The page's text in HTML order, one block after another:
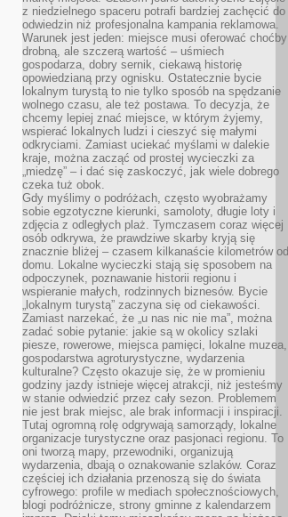
z niedzielnego spaceru potrafi bardziej zachęcić do
odwiedzin niż profesjonalna kampania reklamowa.
Warunek jest jeden: miejsce musi oferować choćby
drobną, ale szczerą wartość – uśmiech
gospodarza, dobry sernik, ciekawą historię
opowiedzianą przy ognisku. Ostatecznie bycie
lokalnym turystą to nie tylko sposób na spędzanie
wolnego czasu, ale też postawa. To decyzja, że
chcemy lepiej znać miejsce, w którym żyjemy,
wspierać lokalnych ludzi i cieszyć się małymi
odkryciami. Zamiast uciekać myślami w dalekie
kraje, można zacząć od prostej wycieczki za
„miedzę” – i dać się zaskoczyć, jak wiele dobrego
czeka tuż obok.
Gdy myślimy o podróżach, często wyobrażamy
sobie egzotyczne kierunki, samoloty, długie loty i
zdjęcia z odległych plaż. Tymczasem coraz więcej
osób odkrywa, że prawdziwe skarby kryją się
znacznie bliżej – czasem kilkanaście kilometrów od
domu. Lokalne wycieczki stają się sposobem na
odpoczynek, poznawanie historii regionu i
wspieranie małych, rodzinnych biznesów. Bycie
„lokalnym turystą” zaczyna się od ciekawości.
Zamiast narzekać, że „u nas nic nie ma”, można
zadać sobie pytanie: jakie są w okolicy szlaki
piesze, rowerowe, miejsca pamięci, lokalne muzea,
gospodarstwa agroturystyczne, wydarzenia
kulturalne? Często okazuje się, że w promieniu
godziny jazdy istnieje więcej atrakcji, niż jesteśmy
w stanie odwiedzić przez cały sezon. Problemem
nie jest brak miejsc, ale brak informacji i inspiracji.
Tutaj ogromną rolę odgrywają samorządy, lokalne
organizacje turystyczne oraz pasjonaci regionu. To
oni tworzą mapy, przewodniki, organizują
wydarzenia, dbają o oznakowanie szlaków. Coraz
częściej ich działania przenoszą się do świata
cyfrowego: profile w mediach społecznościowych,
blogi podróżnicze, strony gminne z kalendarzem